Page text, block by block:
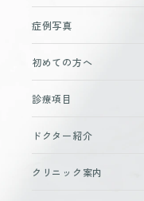
症例写真
初めての方へ
診療項目
ドクター紹介
クリニック案内